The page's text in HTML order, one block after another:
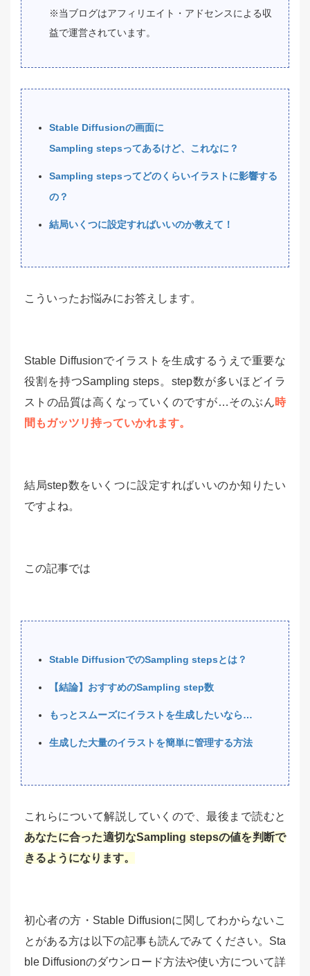
※当ブログはアフィリエイト・アドセンスによる収
益で運営されています。
Stable Diffusionの画面に
Sampling stepsってあるけど、これなに？
Sampling stepsってどのくらいイラストに影響する
の？
結局いくつに設定すればいいのか教えて！
こういったお悩みにお答えします。
Stable Diffusionでイラストを生成するうえで重要な
役割を持つSampling steps。step数が多いほどイラ
ストの品質は高くなっていくのですが…そのぶん時
間もガッツリ持っていかれます。
結局step数をいくつに設定すればいいのか知りたい
ですよね。
この記事では
Stable DiffusionでのSampling stepsとは？
【結論】おすすめのSampling step数
もっとスムーズにイラストを生成したいなら…
生成した大量のイラストを簡単に管理する方法
これらについて解説していくので、最後まで読むと
あなたに合った適切なSampling stepsの値を判断で
きるようになります。
初心者の方・Stable Diffusionに関してわからないこ
とがある方は以下の記事も読んでみてください。Sta
ble Diffusionのダウンロード方法や使い方について詳